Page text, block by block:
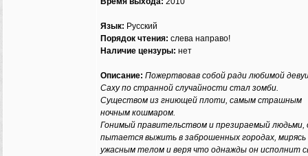
Язык: Русский
Порядок чтения: слева направо!
Наличие цензуры: нет
Описание: Пожертвовав собой ради любимой
Саху по странной случайности стал зомби.
Существом из гниющей плоти, самым страшным
ночным кошмаром.
Гонимый правительством и презираемый людьми,
пытается выжить в заброшенных городах, мирясь
ужасным телом и веря что однажды он исполнит